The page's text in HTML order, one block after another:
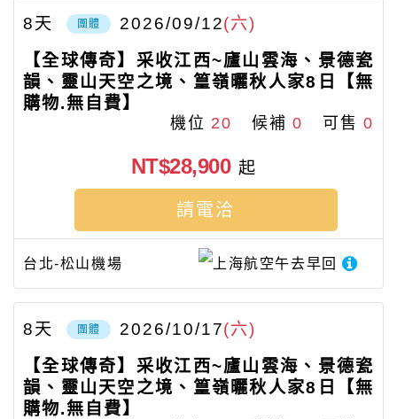
團體 2026/09/12(六)
8天
【全球傳奇】采收江西~廬山雲海、景德瓷
韻、靈山天空之境、篁嶺曬秋人家8日【無
購物.無自費】
機位 20 候補0 可售0
台北-松山機場 上海航空午去早回
NT$28,900 起
請電洽
團體 2026/10/17(六)
8天
【全球傳奇】采收江西~廬山雲海、景德瓷
韻、靈山天空之境、篁嶺曬秋人家8日【無
購物.無自費】